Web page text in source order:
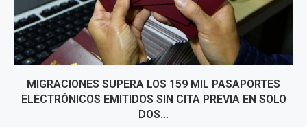
MIGRACIONES SUPERA LOS 159 MIL PASAPORTES
ELECTRÓNICOS EMITIDOS SIN CITA PREVIA EN SOLO
DOS...